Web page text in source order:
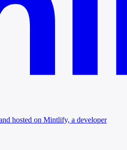
hosted on Mintlify, a developer